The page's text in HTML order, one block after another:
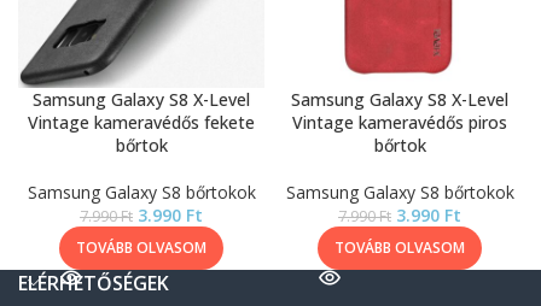
Samsung Galaxy S8 X-Level
Vintage kameravédős fekete
bőrtok
Samsung Galaxy S8 bőrtokok
7.990Ft 3.990 Ft
TOVÁBB OLVASOM
Samsung Galaxy S8 X-Level
Vintage kameravédős piros
bőrtok
Samsung Galaxy S8 bőrtokok
7.990Ft 3.990 Ft
TOVÁBB OLVASOM
ELÉRHETŐSÉGEK